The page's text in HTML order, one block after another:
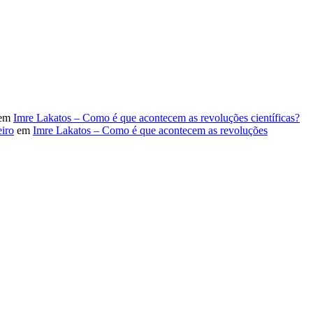
Imre Lakatos – Como é que acontecem as revoluções científicas?
em Imre Lakatos – Como é que acontecem as revoluções